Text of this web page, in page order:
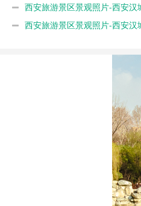
西安旅游景区景观照片-西安
西安旅游景区景观照片-西安